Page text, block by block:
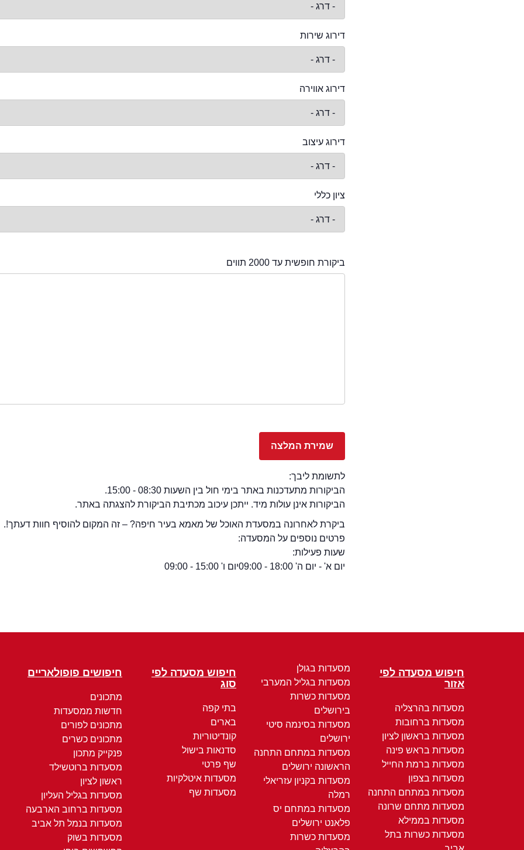
דירוג שירות
דירוג אווירה
דירוג עיצוב
ציון כללי
ביקורת חופשית עד 2000 תווים
לתשומת ליבך:
הביקורות מתעדכנות באתר בימי חול בין השעות 08:30 - 15:00.
הביקורות אינן עולות מיד. ייתכן עיכוב מכתיבת הביקורת להצגתה באתר.
ביקרת לאחרונה במסעדת האוכל של מאמא בעיר חיפה? – זה המקום להוסיף חוות דעתך!.
פרטים נוספים על המסעדה:
שעות פעילות:
יום א' - יום ה' 18:00 - 09:00
יום ו' 15:00 - 09:00
חיפוש מסעדה לפי
אזור
מסעדות בהרצליה
מסעדות ברחובות
מסעדות בראשון לציון
מסעדות בראש פינה
מסעדות ברמת החייל
מסעדות בצפון
מסעדות במתחם התחנה
מסעדות מתחם שרונה
מסעדות בממילא
מסעדות כשרות בתל
מסעדות בגולן
מסעדות בגליל המערבי
מסעדות כשרות
בירושלים
מסעדות בסינמה סיטי
ירושלים
מסעדות במתחם התחנה
הראשונה ירושלים
מסעדות בקניון עזריאלי
רמלה
מסעדות במתחם יס
פלאנט ירושלים
מסעדות כשרות
חיפוש מסעדה לפי
סוג
בתי קפה
בארים
קונדיטוריות
סדנאות בישול
שף פרטי
מסעדות איטלקיות
מסעדות שף
חיפושים פופולאריים
מתכונים
חדשות ממסעדות
מתכונים לפורים
מתכונים כשרים
פנקייק מתכון
מסעדות ברוטשילד
ראשון לציון
מסעדות בגליל העליון
מסעדות ברחוב הארבעה
מסעדות בנמל תל אביב
מסעדות בשוק